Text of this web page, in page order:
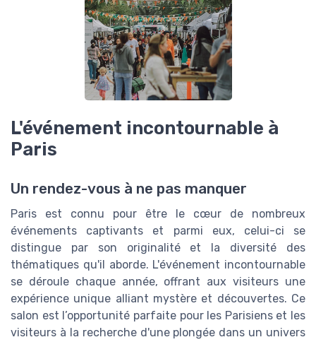
L'événement incontournable à
Paris
Un rendez-vous à ne pas manquer
Paris est connu pour être le cœur de nombreux
événements captivants et parmi eux, celui-ci se
distingue par son originalité et la diversité des
thématiques qu'il aborde. L'événement incontournable
se déroule chaque année, offrant aux visiteurs une
expérience unique alliant mystère et découvertes. Ce
salon est l’opportunité parfaite pour les Parisiens et les
visiteurs à la recherche d'une plongée dans un univers